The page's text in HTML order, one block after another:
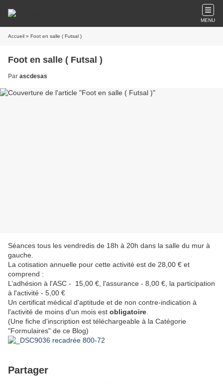
MENU
Accueil » Foot en salle ( Futsal )
Foot en salle ( Futsal )
Par ascdesas
Séances tous les vendredis de 18h à 20h dans la salle du mur à
gauche.
La cotisation annuelle pour cette activité est de 28,00 € et
comprend :
L’adhésion à l'ASC - 15,00 €, l'assurance - 8,00 €, la participation
à l'activité - 5,00 €
Un certificat médical d'aptitude et de non contre-indication à
l'activité de moins d'un mois est obligatoire
(Une fiche d'inscription est téléchargeable à la Catégorie
"Formulaires" de ce Blog)
Partager